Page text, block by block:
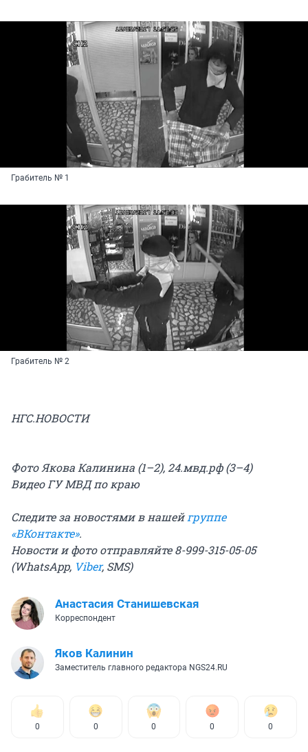
Грабитель № 1
Грабитель № 2
НГС.НОВОСТИ
Фото Якова Калинина (1–2), 24.мвд.рф (3–4)
Видео ГУ МВД по краю
Следите за новостями в нашейгруппе
«ВКонтакте».
Новости и фото отправляйте 8-999-315-05-05
(WhatsApp, Viber, SMS)
Анастасия Станишевская
Корреспондент
Яков Калинин
Заместитель главного редактора NGS24.RU
0 0 0 0 0